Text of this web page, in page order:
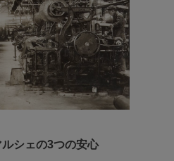
シェの3つの安心